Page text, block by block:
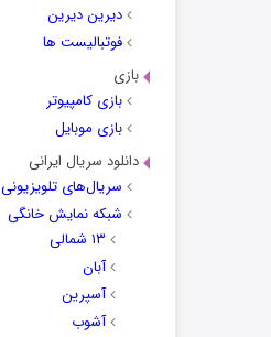
دیرین دیرین
فوتبالیست ها
بازی
بازی کامپیوتر
بازی موبایل
دانلود سریال ایرانی
سریال‌های تلویزیونی
شبکه نمایش خانگی
۱۳ شمالی
آبان
آسپرین
آشوب